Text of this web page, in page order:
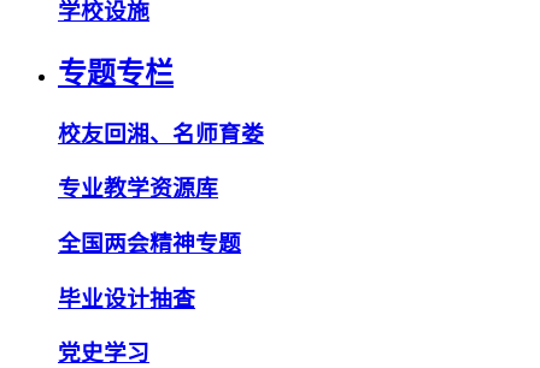
学校设施
专题专栏
校友回湘、名师育娄
专业教学资源库
全国两会精神专题
毕业设计抽查
党史学习